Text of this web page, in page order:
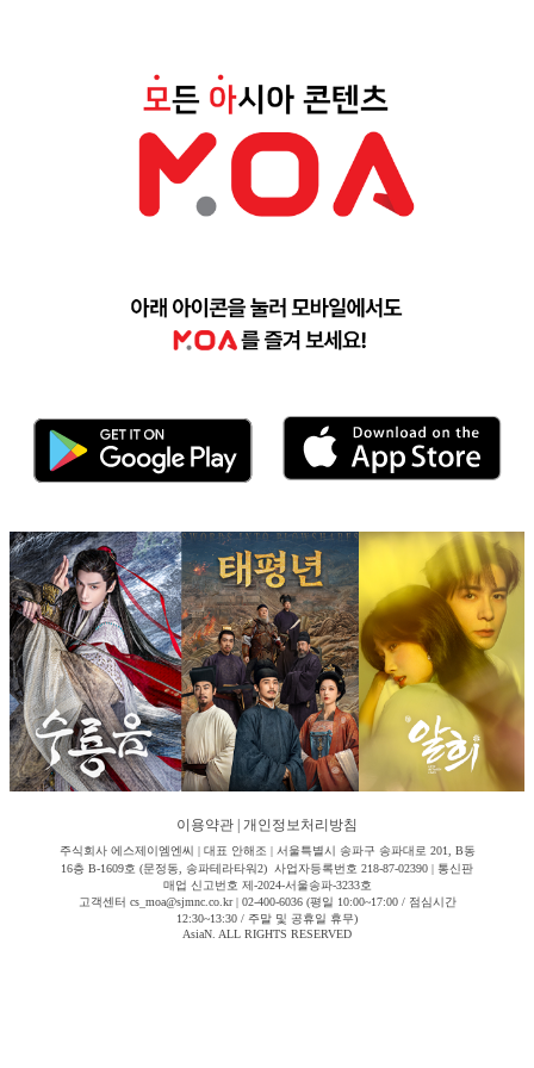
이용약관 개인정보처리방침
주식회사 에스제이엠엔씨 | 대표 안해조 | 서울특별시 송파구 송파대로 201, B동
16층 B-1609호 (문정동, 송파테라타워2) 사업자등록번호 218-87-02390 | 통신판
매업 신고번호 제-2024-서울송파-3233호
고객센터 cs_moa@sjmnc.co.kr | 02-400-6036 (평일 10:00~17:00 / 점심시간
12:30~13:30 / 주말 및 공휴일 휴무)
AsiaN. ALL RIGHTS RESERVED